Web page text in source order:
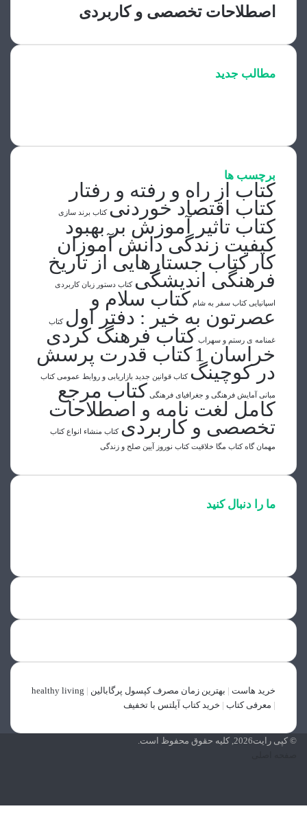
اصطلاحات تخصصی و کاربردی
مطالب جدید
برچسب ها
کتاب از راه و رفته و رفتار
کتاب اقتصاد خوردنی کتاب برند سازی
کتاب تاثیر آموزش بر بهبود
کیفیت زندگی دانش آموزان
کار کتاب جستارهایی از تاریخ
فرهنگی اندیشگی کتاب دستور زبان کاربردی
اسپانیایی کتاب سفر به شام کتاب سلام و
عصرتون به خیر : دفتر اول کتاب
غمنامه ی رستم و سهراب کتاب فرهنگ کردی
خراسان 1
کتاب قدرت پرسش
در کوچینگ کتاب قوانین جدید بازاریابی و روابط عمومی کتاب
مبانی آمایش فرهنگی و جغرافیای فرهنگی کتاب مرجع
کامل لغت نامه و اصطلاحات
تخصصی و کاربردی کتاب منشاء انواع کتاب
مهمان گاه کتاب مگا خلاقیت کتاب نوروز آیین صلح و زندگی
ما را دنبال کنید
خرید هاست | بهترین زمان مصرف کپسول پرگابالین |
healthy living
| معرفی کتاب | خرید کتاب آیلتس با تخفیف
© کپی رایت2026, کلیه حقوق محفوظ است.